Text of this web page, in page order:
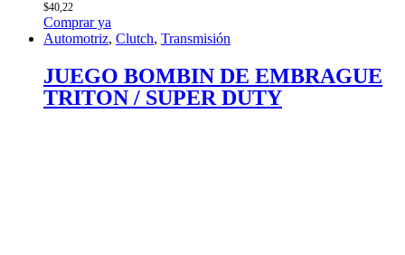
$40,22
Comprar ya
Automotriz, Clutch, Transmisión
JUEGO BOMBIN DE EMBRAGUE
TRITON / SUPER DUTY